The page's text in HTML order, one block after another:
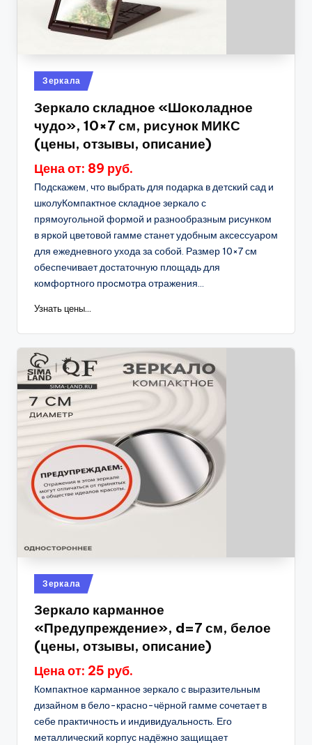
Опубликовано
в
Зеркала
Зеркало складное «Шоколадное
чудо», 10×7 см, рисунок МИКС
(цены, отзывы, описание)
Цена от: 89 руб.
Подскажем, что выбрать для подарка в детский сад и
школуКомпактное складное зеркало с
прямоугольной формой и разнообразным рисунком
в яркой цветовой гамме станет удобным аксессуаром
для ежедневного ухода за собой. Размер 10×7 см
обеспечивает достаточную площадь для
комфортного просмотра отражения...
Узнать цены...
Опубликовано
в
Зеркала
Зеркало карманное
«Предупреждение», d=7 см, белое
(цены, отзывы, описание)
Цена от: 25 руб.
Компактное карманное зеркало с выразительным
дизайном в бело-красно-чёрной гамме сочетает в
себе практичность и индивидуальность. Его
металлический корпус надёжно защищает